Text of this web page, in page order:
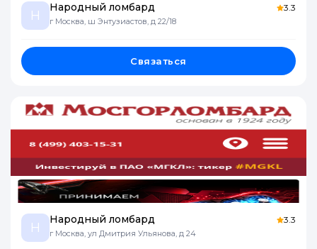
Н
Народный ломбард
г Москва, ш Энтузиастов, д 22/18
3.3
Связаться
Н
Народный ломбард
г Москва, ул Дмитрия Ульянова, д 24
3.3